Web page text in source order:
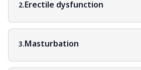
2.Erectile dysfunction
3.Masturbation